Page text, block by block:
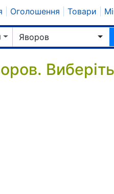
Оголошення Товари
Яворов
Виберіть